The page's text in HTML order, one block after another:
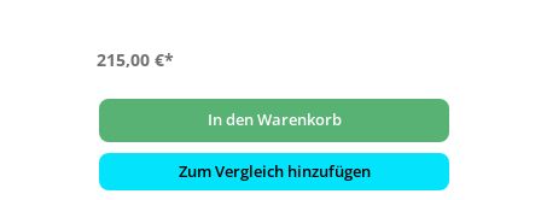
215,00 €*
In den Warenkorb
Zum Vergleich hinzufügen